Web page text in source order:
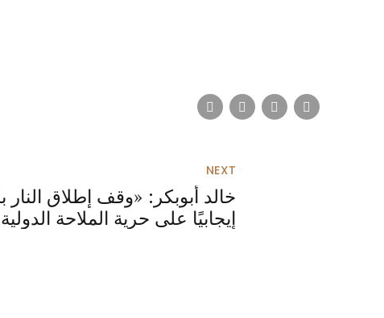
NEXT
خالد أبوبكر: «وقف إطلاق
إيجابيًا على حرية الملاحة الدولية